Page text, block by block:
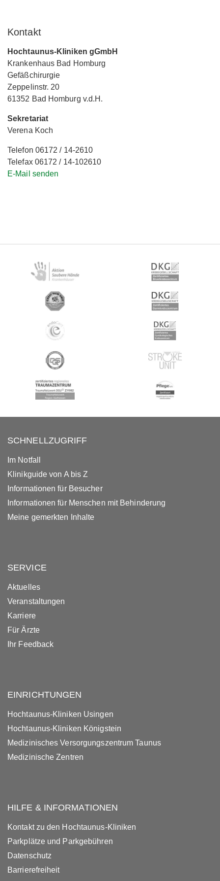
Kontakt
Hochtaunus-Kliniken gGmbH
Krankenhaus Bad Homburg
Gefäßchirurgie
Zeppelinstr. 20
61352 Bad Homburg v.d.H.
Sekretariat
Verena Koch
Telefon 06172 / 14-2610
Telefax 06172 / 14-102610
E-Mail senden
SCHNELLZUGRIFF
Im Notfall
Klinikguide von A bis Z
Informationen für Besucher
Informationen für Menschen mit Behinderung
Meine gemerkten Inhalte
SERVICE
Aktuelles
Veranstaltungen
Karriere
Für Ärzte
Ihr Feedback
EINRICHTUNGEN
Hochtaunus-Kliniken Usingen
Hochtaunus-Kliniken Königstein
Medizinisches Versorgungszentrum Taunus
Medizinische Zentren
HILFE & INFORMATIONEN
Kontakt zu den Hochtaunus-Kliniken
Parkplätze und Parkgebühren
Datenschutz
Barrierefreiheit